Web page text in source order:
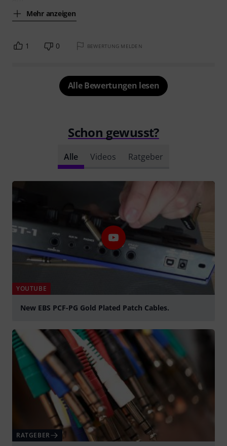
Mehr anzeigen
1 0 BEWERTUNG MELDEN
Alle Bewertungen lesen
Schon gewusst?
Alle Videos Ratgeber
YOUTUBE
New EBS PCF-PG Gold Plated Patch Cables.
RATGEBER